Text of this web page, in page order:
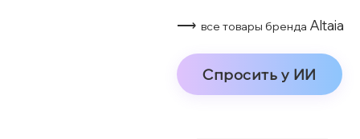
⟶ все товары бренда Altaia
Спросить у ИИ